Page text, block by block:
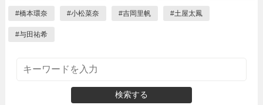
#橋本環奈 #小松菜奈 #吉岡里帆 #土屋太鳳
#与田祐希
検索する